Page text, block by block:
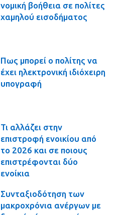
νομική βοήθεια σε πολίτες
χαμηλού εισοδήματος
Πως μπορεί ο πολίτης να
έχει ηλεκτρονική ιδιόχειρη
υπογραφή
Τι αλλάζει στην
επιστροφή ενοικίου από
το 2026 και σε ποιους
επιστρέφονται δύο
ενοίκια
Συνταξιοδότηση των
μακροχρόνια ανέργων με